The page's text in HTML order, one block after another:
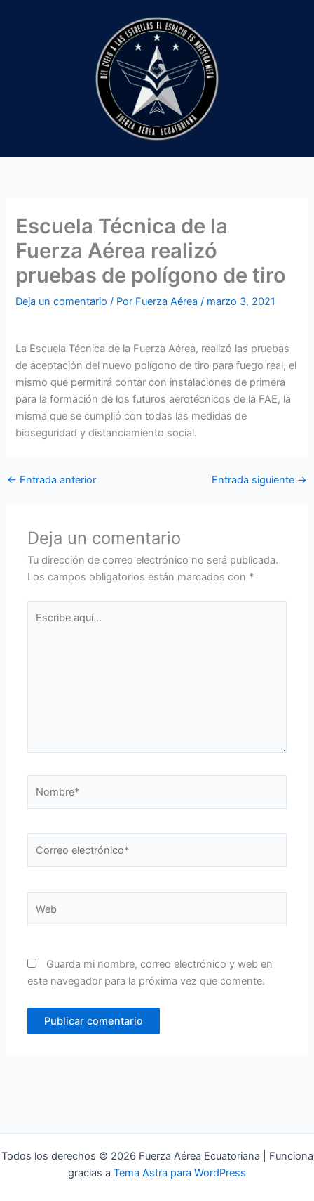
Escuela Técnica de la
Fuerza Aérea realizó
pruebas de polígono de tiro
Deja un comentario / Por Fuerza Aérea/ marzo 3, 2021
La Escuela Técnica de la Fuerza Aérea, realizó las pruebas
de aceptación del nuevo polígono de tiro para fuego real, el
mismo que permitirá contar con instalaciones de primera
para la formación de los futuros aerotécnicos de la FAE, la
misma que se cumplió con todas las medidas de
bioseguridad y distanciamiento social.
← Entrada anterior Entrada siguiente →
Deja un comentario
Tu dirección de correo electrónico no será publicada.
Los campos obligatorios están marcados con *
aquí...
Guarda mi nombre, correo electrónico y web en
este navegador para la próxima vez que comente.
Todos los derechos © 2026 Fuerza Aérea Ecuatoriana | Funciona
gracias a Tema Astra para WordPress